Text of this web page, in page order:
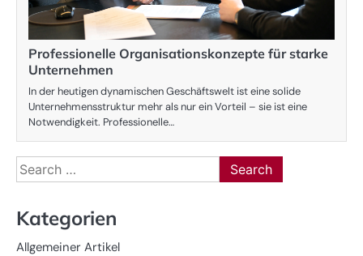
Professionelle Organisationskonzepte für starke
Unternehmen
In der heutigen dynamischen Geschäftswelt ist eine solide
Unternehmensstruktur mehr als nur ein Vorteil – sie ist eine
Notwendigkeit. Professionelle…
Search
for:
Kategorien
Allgemeiner Artikel